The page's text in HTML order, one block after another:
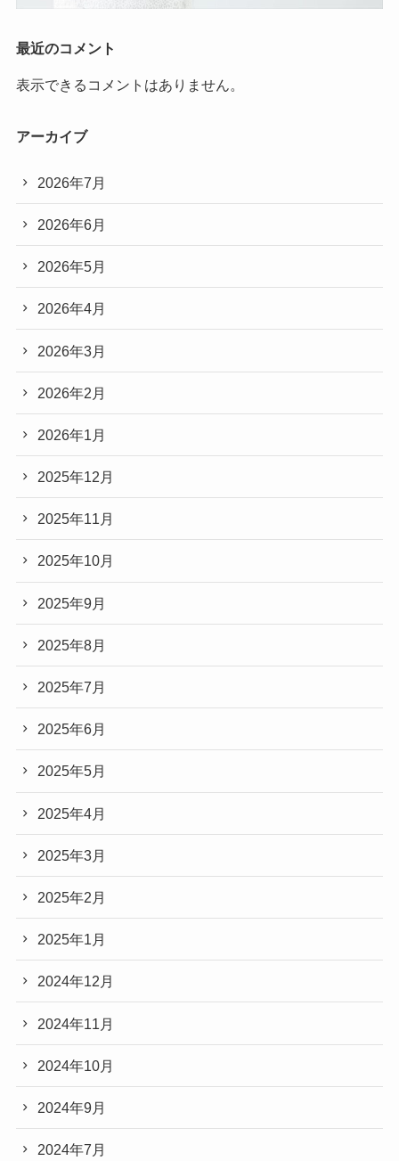
最近のコメント
表示できるコメントはありません。
アーカイブ
2026年7月
2026年6月
2026年5月
2026年4月
2026年3月
2026年2月
2026年1月
2025年12月
2025年11月
2025年10月
2025年9月
2025年8月
2025年7月
2025年6月
2025年5月
2025年4月
2025年3月
2025年2月
2025年1月
2024年12月
2024年11月
2024年10月
2024年9月
2024年7月